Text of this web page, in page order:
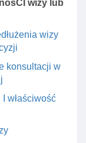
wizy lub
wizy
konsultacji w
właściwość